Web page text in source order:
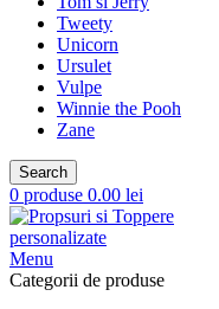
Tweety
Unicorn
Ursulet
Vulpe
Winnie the Pooh
Zane
Search
0 produse 0.00 lei
Menu
Categorii de produse